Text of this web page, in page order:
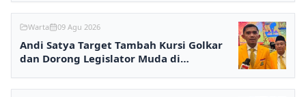
Warta 09 Agu 2026
Andi Satya Target Tambah Kursi Golkar
dan Dorong Legislator Muda di